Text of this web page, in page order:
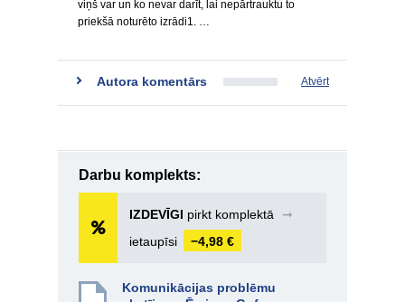
viņš var un ko nevar darīt, lai nepārtrauktu to
priekšā noturēto izrādi1. …
Autora komentārs Atvērt
Darbu komplekts:
IZDEVĪGI pirkt komplektā
➞
ietaupīsi
−4,98 €
Komunikācijas problēmu